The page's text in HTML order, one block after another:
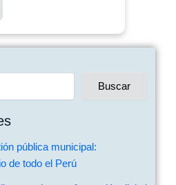
Buscar
pública municipal:
de todo el Perú